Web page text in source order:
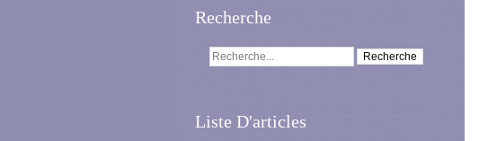
Recherche
Liste D'articles